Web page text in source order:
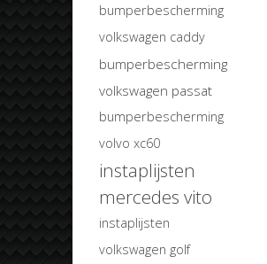
bumperbescherming
volkswagen caddy
bumperbescherming
volkswagen passat
bumperbescherming
volvo xc60
instaplijsten
mercedes vito
instaplijsten
volkswagen golf